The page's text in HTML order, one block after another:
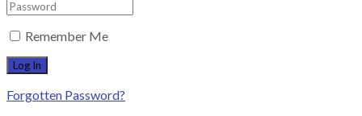
Remember Me
Forgotten Password?